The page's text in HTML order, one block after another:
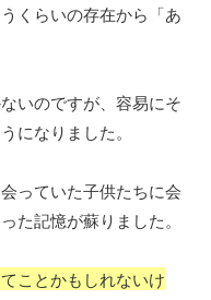
くらいの存在から「あ
いのですが、容易にそ
になりました。
っていた子供たちに会
た記憶が蘇りました。
ことかもしれないけ